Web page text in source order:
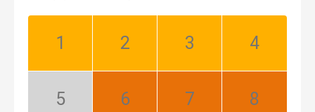
Január:
Február:
Marec:
Apríl:
Máj:
Jún:
Júl:
August: